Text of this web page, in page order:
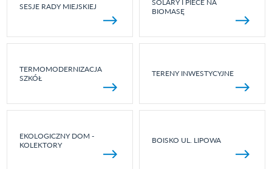
SESJE RADY MIEJSKIEJ
SOLARY I PIECE NA
BIOMASĘ
TERMOMODERNIZACJA
SZKÓŁ
TERENY INWESTYCYJNE
EKOLOGICZNY DOM -
KOLEKTORY
BOISKO UL. LIPOWA